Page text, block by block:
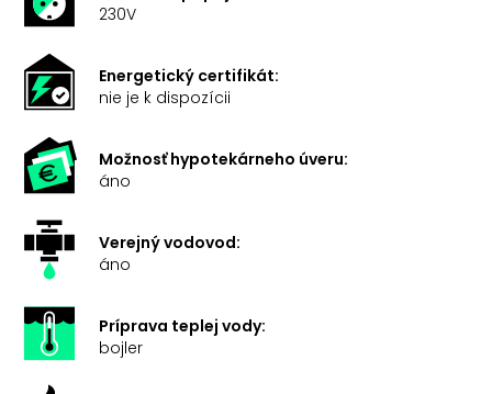
230V
Energetický certifikát:
nie je k dispozícii
Možnosť hypotekárneho úveru:
áno
Verejný vodovod:
áno
Príprava teplej vody:
bojler